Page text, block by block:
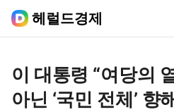
헤럴드경제
이 대통령 “여당의
아닌 ‘국민 전체’ 향